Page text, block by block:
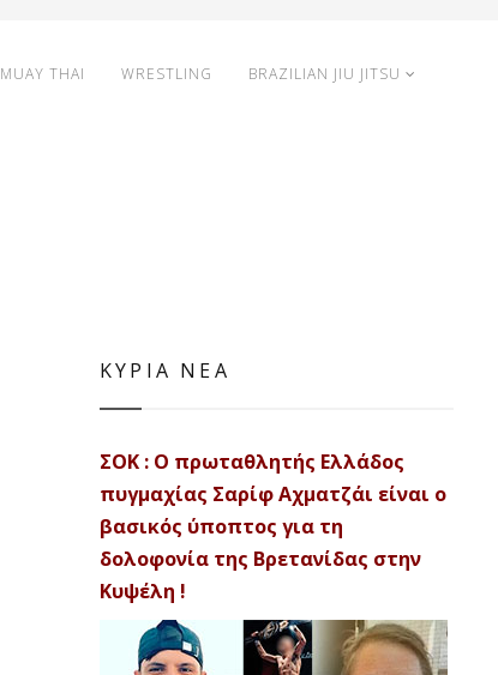
MUAY THAI WRESTLING BRAZILIAN JIU JITSU
ΚΥΡΙΑ ΝΕΑ
ΣΟΚ : Ο πρωταθλητής Ελλάδος
πυγμαχίας Σαρίφ Αχματζάι είναι ο
βασικός ύποπτος για τη
δολοφονία της Βρετανίδας στην
Κυψέλη !